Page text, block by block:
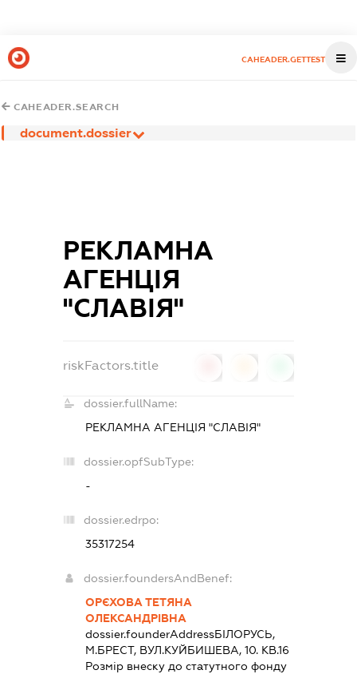
CAHEADER.GETTEST
CAHEADER.SEARCH
document.dossier
РЕКЛАМНА
АГЕНЦІЯ
"СЛАВІЯ"
riskFactors.title
dossier.fullName:
РЕКЛАМНА АГЕНЦІЯ "СЛАВІЯ"
dossier.opfSubType:
-
dossier.edrpo:
35317254
dossier.foundersAndBenef:
ОРЄХОВА ТЕТЯНА
ОЛЕКСАНДРІВНА
dossier.founderAddressБІЛОРУСЬ,
М.БРЕСТ, ВУЛ.КУЙБИШЕВА, 10. КВ.16
Розмір внеску до статутного фонду